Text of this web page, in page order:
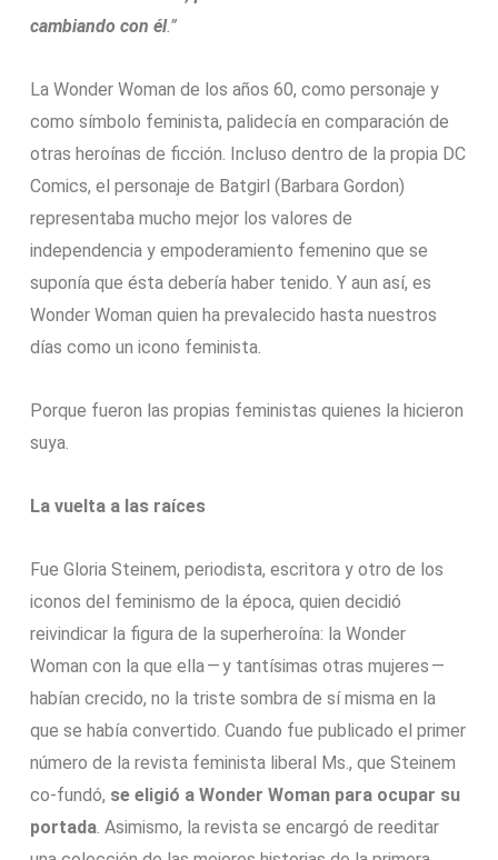
cambiando con él.”
La Wonder Woman de los años 60, como personaje y
como símbolo feminista, palidecía en comparación de
otras heroínas de ficción. Incluso dentro de la propia DC
Comics, el personaje de Batgirl (Barbara Gordon)
representaba mucho mejor los valores de
independencia y empoderamiento femenino que se
suponía que ésta debería haber tenido. Y aun así, es
Wonder Woman quien ha prevalecido hasta nuestros
días como un icono feminista.
Porque fueron las propias feministas quienes la hicieron
suya.
La vuelta a las raíces
Fue Gloria Steinem, periodista, escritora y otro de los
iconos del feminismo de la época, quien decidió
reivindicar la figura de la superheroína: la Wonder
Woman con la que ella — y tantísimas otras mujeres —
habían crecido, no la triste sombra de sí misma en la
que se había convertido. Cuando fue publicado el primer
número de la revista feminista liberal Ms., que Steinem
co-fundó, se eligió a Wonder Woman para ocupar su
portada . Asimismo, la revista se encargó de reeditar